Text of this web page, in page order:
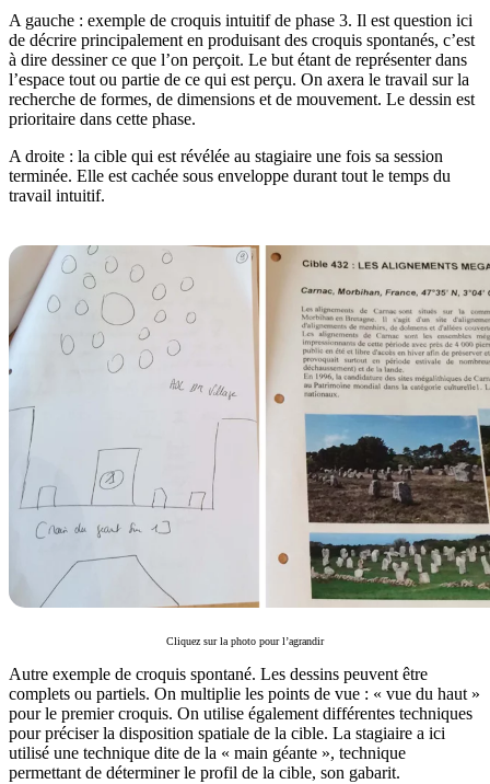
A gauche : exemple de croquis intuitif de phase 3. Il est question ici
de décrire principalement en produisant des croquis spontanés, c’est
à dire dessiner ce que l’on perçoit. Le but étant de représenter dans
l’espace tout ou partie de ce qui est perçu. On axera le travail sur la
recherche de formes, de dimensions et de mouvement. Le dessin est
prioritaire dans cette phase.
A droite : la cible qui est révélée au stagiaire une fois sa session
terminée. Elle est cachée sous enveloppe durant tout le temps du
travail intuitif.
Cliquez sur la photo pour l’agrandir
Autre exemple de croquis spontané. Les dessins peuvent être
complets ou partiels. On multiplie les points de vue : « vue du haut »
pour le premier croquis. On utilise également différentes techniques
pour préciser la disposition spatiale de la cible. La stagiaire a ici
utilisé une technique dite de la « main géante », technique
permettant de déterminer le profil de la cible, son gabarit.